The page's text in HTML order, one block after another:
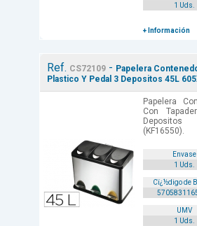
1 Uds.
+ Información
Ref. CS72109- Papelera
Plastico Y Pedal 3 Depositos 45L
Papelera
Con
(KF16550).
Envase
1 Uds.
Cï¿½digo de
UMV
1 Uds.